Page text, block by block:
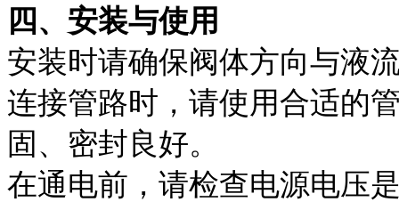
四、安装与使用
安装时请确保阀体方向与液
连接管路时，请使用合适的
固、密封良好。
在通电前，请检查电源电压